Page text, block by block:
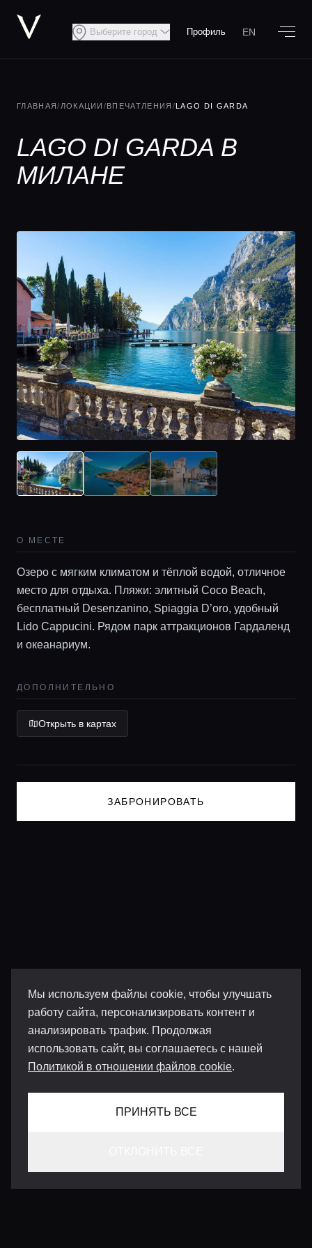
Мы используем файлы cookie, чтобы улучшать
работу сайта, персонализировать контент и
анализировать трафик. Продолжая
использовать сайт, вы соглашаетесь с нашей
Политикой в отношении файлов cookie.
ПРИНЯТЬ ВСЕ
Локации
Гиды
Консьерж сервис
Lifestyle журнал
Выберите город Профиль EN
ГЛАВНАЯ/ ЛОКАЦИИ /ВПЕЧАТЛЕНИЯ /LAGO DI GARDA
LAGO DI GARDA В
МИЛАНЕ
О МЕСТЕ
Озеро с мягким климатом и тёплой водой, отличное
место для отдыха. Пляжи: элитный Coco Beach,
бесплатный Desenzanino, Spiaggia D’oro, удобный
Lido Cappucini. Рядом парк аттракционов Гардаленд
и океанариум.
ДОПОЛНИТЕЛЬНО
Открыть в картах
ЗАБРОНИРОВАТЬ